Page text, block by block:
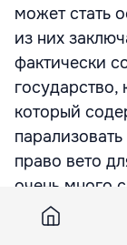
может стать
из них
фактически
который
право вето
очень много
должны